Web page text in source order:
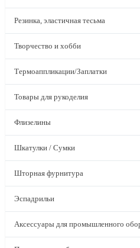
Резинка, эластичная тесьма
Творчество и хобби
Термоаппликации/Заплатки
Товары для рукоделия
Флизелины
Шкатулки / Сумки
Шторная фурнитура
Эспадрильи
Аксессуары для промышленного